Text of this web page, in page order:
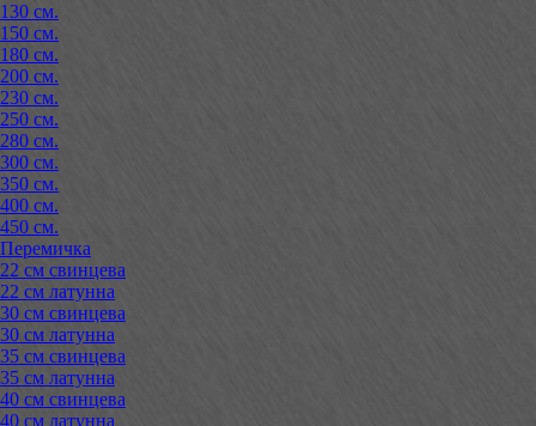
130 см.
150 см.
180 см.
200 см.
230 см.
250 см.
280 см.
300 см.
350 см.
400 см.
450 см.
Перемичка
22 см свинцева
22 см латунна
30 см свинцева
30 см латунна
35 см свинцева
35 см латунна
40 см свинцева
40 см латунна